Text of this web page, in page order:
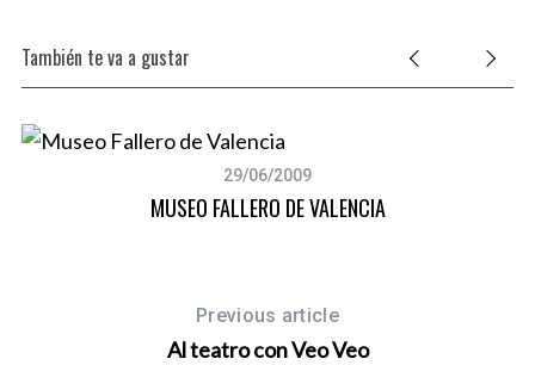
También te va a gustar
29/06/2009
MUSEO FALLERO DE VALENCIA
Previous article
Al teatro con Veo Veo